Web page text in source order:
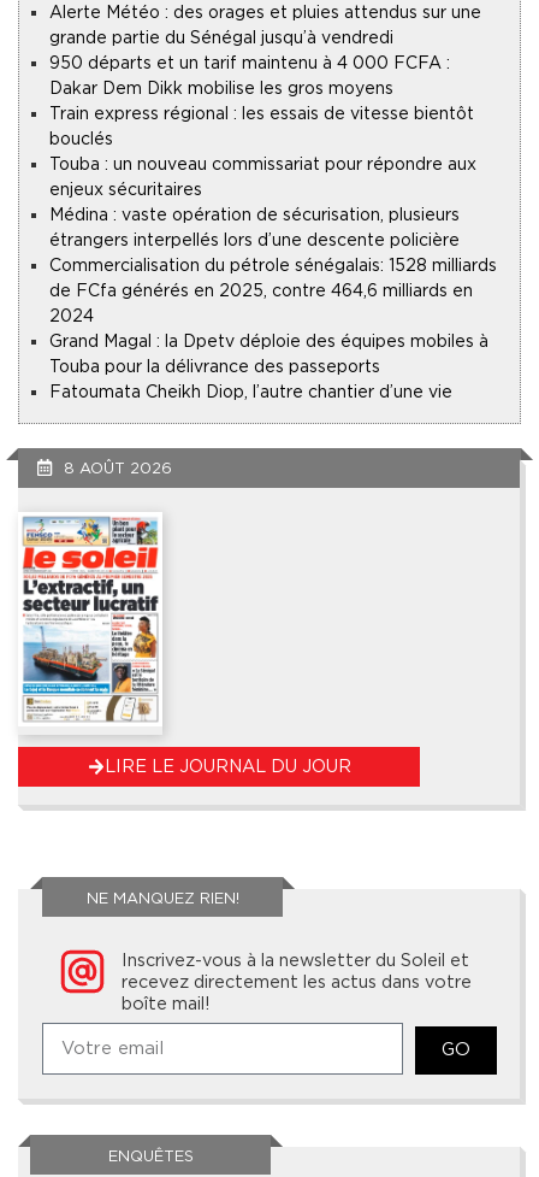
Alerte Météo : des orages et pluies attendus sur une
grande partie du Sénégal jusqu’à vendredi
950 départs et un tarif maintenu à 4 000 FCFA :
Dakar Dem Dikk mobilise les gros moyens
Train express régional : les essais de vitesse bientôt
bouclés
Touba : un nouveau commissariat pour répondre aux
enjeux sécuritaires
Médina : vaste opération de sécurisation, plusieurs
étrangers interpellés lors d’une descente policière
Commercialisation du pétrole sénégalais : 1528 milliards
de FCfa générés en 2025, contre 464,6 milliards en
2024
Grand Magal : la Dpetv déploie des équipes mobiles à
Touba pour la délivrance des passeports
Fatoumata Cheikh Diop, l’autre chantier d’une vie
8 AOÛT 2026
LIRE LE JOURNAL DU JOUR
NE MANQUEZ RIEN!
Inscrivez-vous à la newsletter du Soleil et
recevez directement les actus dans votre
boîte mail!
GO
ENQUÊTES